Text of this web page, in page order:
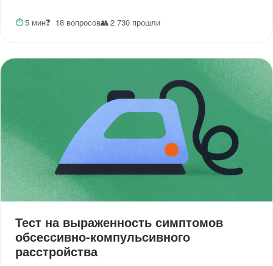
⏱5 мин❓ 18 вопросов👥2 730 прошли
Тест на выраженность симптомов
обсессивно-компульсивного
расстройства